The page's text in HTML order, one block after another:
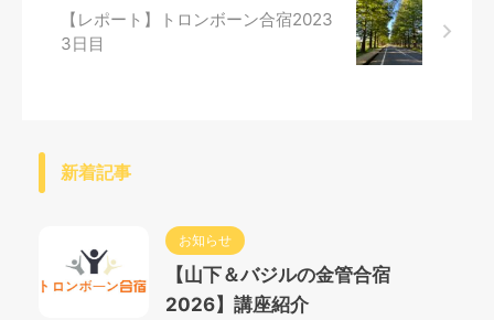
【レポート】トロンボーン合宿2023
3日目
新着記事
お知らせ
【山下＆バジルの金管合宿
2026】講座紹介